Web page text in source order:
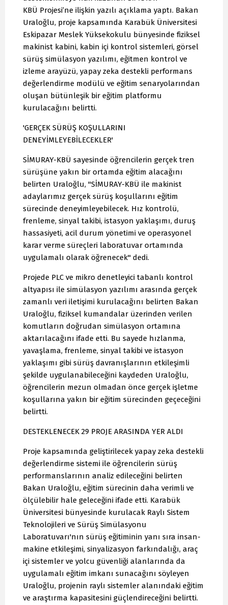
KBÜ Projesi’ne ilişkin yazılı açıklama yaptı. Bakan
Uraloğlu, proje kapsamında Karabük Üniversitesi
Eskipazar Meslek Yüksekokulu bünyesinde fiziksel
makinist kabini, kabin içi kontrol sistemleri, görsel
sürüş simülasyon yazılımı, eğitmen kontrol ve
izleme arayüzü, yapay zeka destekli performans
değerlendirme modülü ve eğitim senaryolarından
oluşan bütünleşik bir eğitim platformu
kurulacağını belirtti.
'GERÇEK SÜRÜŞ KOŞULLARINI
DENEYİMLEYEBİLECEKLER'
SİMURAY-KBÜ sayesinde öğrencilerin gerçek tren
sürüşüne yakın bir ortamda eğitim alacağını
belirten Uraloğlu, "SİMURAY-KBÜ ile makinist
adaylarımız gerçek sürüş koşullarını eğitim
sürecinde deneyimleyebilecek. Hız kontrolü,
frenleme, sinyal takibi, istasyon yaklaşımı, duruş
hassasiyeti, acil durum yönetimi ve operasyonel
karar verme süreçleri laboratuvar ortamında
uygulamalı olarak öğrenecek" dedi.
Projede PLC ve mikro denetleyici tabanlı kontrol
altyapısı ile simülasyon yazılımı arasında gerçek
zamanlı veri iletişimi kurulacağını belirten Bakan
Uraloğlu, fiziksel kumandalar üzerinden verilen
komutların doğrudan simülasyon ortamına
aktarılacağını ifade etti. Bu sayede hızlanma,
yavaşlama, frenleme, sinyal takibi ve istasyon
yaklaşımı gibi sürüş davranışlarının etkileşimli
şekilde uygulanabileceğini kaydeden Uraloğlu,
öğrencilerin mezun olmadan önce gerçek işletme
koşullarına yakın bir eğitim sürecinden geçeceğini
belirtti.
DESTEKLENECEK 29 PROJE ARASINDA YER ALDI
Proje kapsamında geliştirilecek yapay zeka destekli
değerlendirme sistemi ile öğrencilerin sürüş
performanslarının analiz edileceğini belirten
Bakan Uraloğlu, eğitim sürecinin daha verimli ve
ölçülebilir hale geleceğini ifade etti. Karabük
Üniversitesi bünyesinde kurulacak Raylı Sistem
Teknolojileri ve Sürüş Simülasyonu
Laboratuvarı'nın sürüş eğitiminin yanı sıra insan-
makine etkileşimi, sinyalizasyon farkındalığı, araç
içi sistemler ve yolcu güvenliği alanlarında da
uygulamalı eğitim imkanı sunacağını söyleyen
Uraloğlu, projenin raylı sistemler alanındaki eğitim
ve araştırma kapasitesini güçlendireceğini belirtti.